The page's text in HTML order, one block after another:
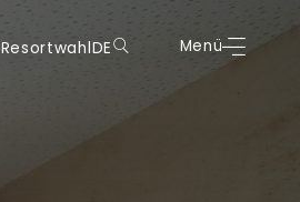
ResortwahlDE Menü